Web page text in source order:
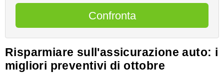
Confronta
Risparmiare sull'assicurazione auto: i
migliori preventivi di ottobre